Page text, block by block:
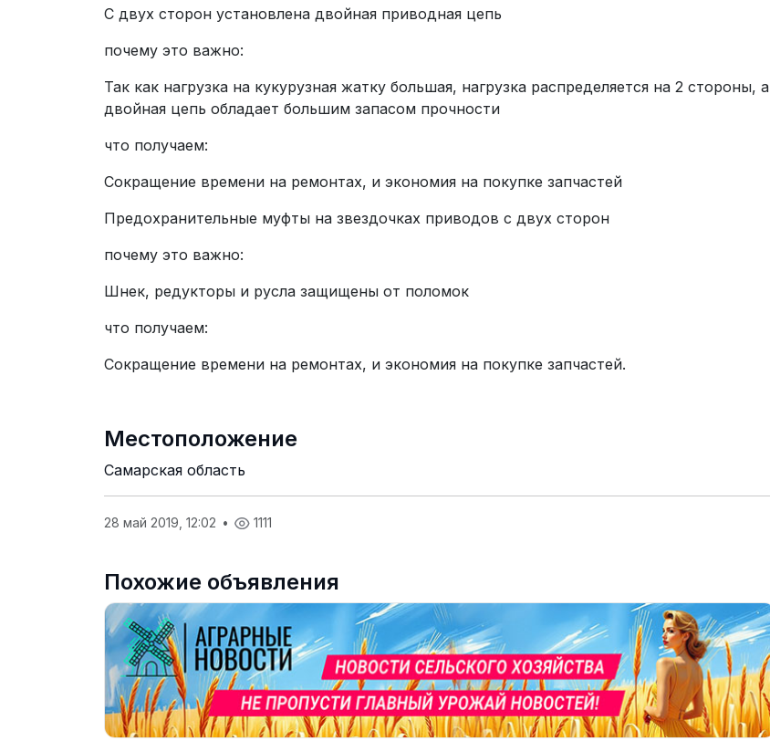
С двух сторон установлена двойная приводная цепь
почему это важно:
Так как нагрузка на кукурузная жатку большая, нагрузка распределяется на 2 стороны, а
двойная цепь обладает большим запасом прочности
что получаем:
Сокращение времени на ремонтах, и экономия на покупке запчастей
Предохранительные муфты на звездочках приводов с двух сторон
почему это важно:
Шнек, редукторы и русла защищены от поломок
что получаем:
Сокращение времени на ремонтах, и экономия на покупке запчастей.
Местоположение
Самарская область
28 май 2019, 12:02 • 1111
Похожие объявления